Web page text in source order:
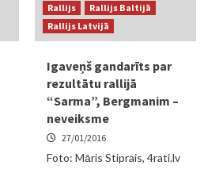
Rallijs
Rallijs Baltijā
Rallijs Latvijā
Igaveņš gandarīts par
rezultātu rallijā
“Sarma”, Bergmanim –
neveiksme
27/01/2016
Foto: Māris Stiprais, 4rati.lv